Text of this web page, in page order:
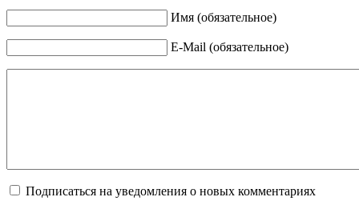
Имя (обязательное)
E-Mail (обязательное)
Подписаться на уведомления о новых комментариях